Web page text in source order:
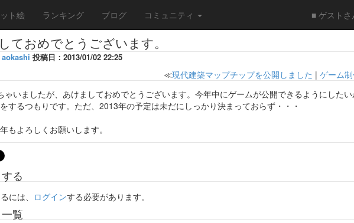
ット絵 ランキング ブログ コミュニティ ■ ゲストさ
ておめでとうございます。
aokashi 投稿日：2013/01/02 22:25
≪現代建築マップチップを公開しました | ゲーム
ゃいましたが、あけましておめでとうございます。今年中にゲームが公開できるようにした
するつもりです。ただ、2013年の予定は未だにしっかり決まっておらず・・・
もよろしくお願いします。
る
には、 ログインする必要があります。
覧